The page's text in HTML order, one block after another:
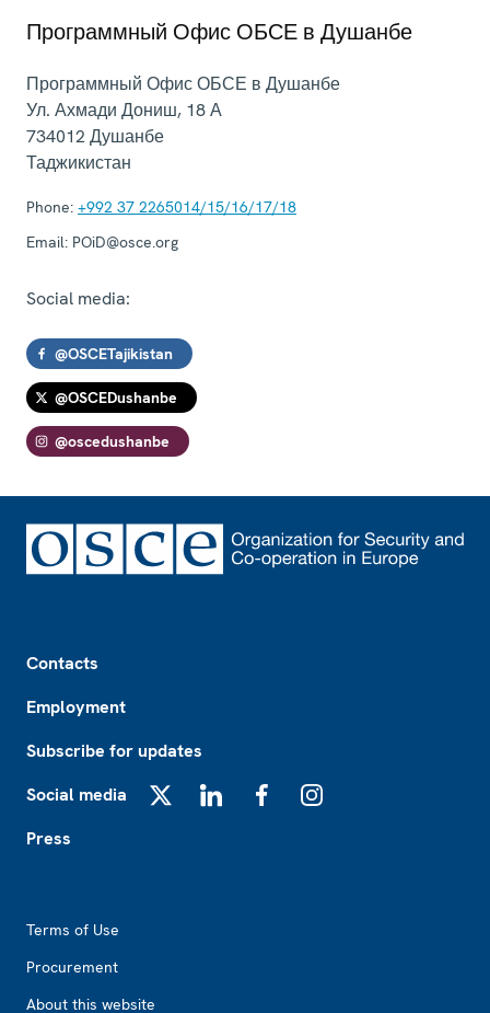
Программный Офис ОБСЕ в Душанбе
Программный Офис ОБСЕ в Душанбе
Ул. Ахмади Дониш, 18 А
734012Душанбе
Таджикистан
Phone: +992 37 2265014/15/16/17/18
Email: POiD@osce.org
Social media:
@OSCETajikistan
@OSCEDushanbe
@oscedushanbe
Contacts
Employment
Subscribe for updates
Social media
Press
Terms of Use
Procurement
About this website